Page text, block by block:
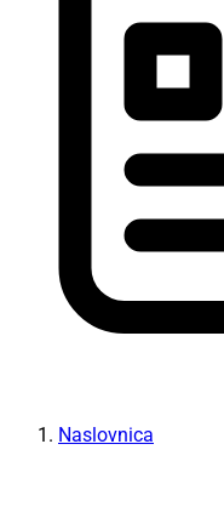
Naslovnica